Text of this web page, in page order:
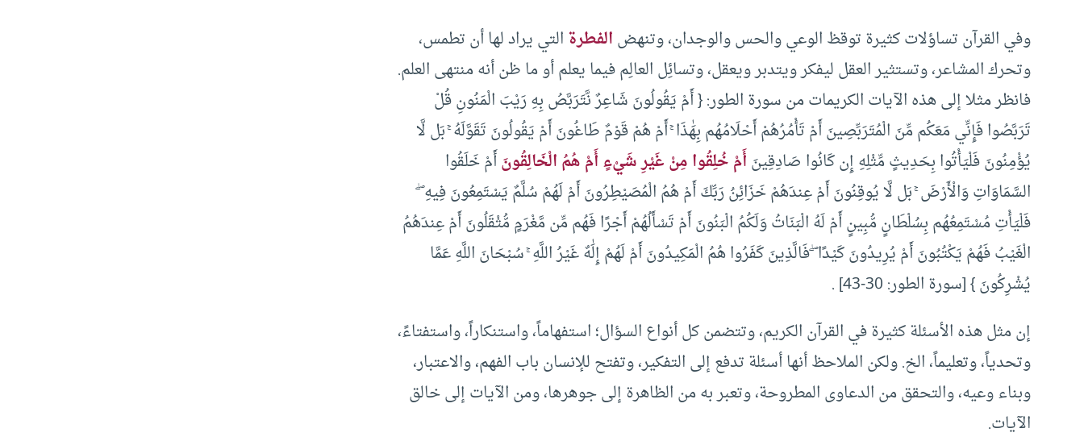
وفي القرآن تساؤلات كثيرة توقظ الوعي والحس والوجدان، وتنهضالفطرةالتي يراد لها أن تطمس،
وتحرك المشاعر، وتستثير العقل ليفكر ويتدبر ويعقل، وتسائِل العالِم فيما يعلم أو ما ظن أنه منتهى العلم.
فانظر مثلا إلى هذه الآيات الكريمات من سورة الطور: { أَمْ يَقُولُونَ شَاعِرٌ نَّتَرَبَّصُ بِهِ رَيْبَ الْمَنُونِ قُلْ
تَرَبَّصُوا فَإِنِّي مَعَكُم مِّنَ الْمُتَرَبِّصِينَ أَمْ تَأْمُرُهُمْ أَحْلَامُهُم بِهَٰذَا ۚ أَمْ هُمْ قَوْمٌ طَاغُونَ أَمْ يَقُولُونَ تَقَوَّلَهُ ۚ بَل لَّا
يُؤْمِنُونَ فَلْيَأْتُوا بِحَدِيثٍ مِّثْلِهِ إِن كَانُوا صَادِقِينَأَمْ خُلِقُوا مِنْ غَيْرِ شَيْءٍ أَمْ هُمُ الْخَالِقُونَأَمْ خَلَقُوا
السَّمَاوَاتِ وَالْأَرْضَ ۚ بَل لَّا يُوقِنُونَ أَمْ عِندَهُمْ خَزَائِنُ رَبِّكَ أَمْ هُمُ الْمُصَيْطِرُونَ أَمْ لَهُمْ سُلَّمٌ يَسْتَمِعُونَ فِيهِ ۖ
فَلْيَأْتِ مُسْتَمِعُهُم بِسُلْطَانٍ مُّبِينٍ أَمْ لَهُ الْبَنَاتُ وَلَكُمُ الْبَنُونَ أَمْ تَسْأَلُهُمْ أَجْرًا فَهُم مِّن مَّغْرَمٍ مُّثْقَلُونَ أَمْ عِندَهُمُ
الْغَيْبُ فَهُمْ يَكْتُبُونَ أَمْ يُرِيدُونَ كَيْدًا ۖ فَالَّذِينَ كَفَرُوا هُمُ الْمَكِيدُونَ أَمْ لَهُمْ إِلَٰهٌ غَيْرُ اللَّهِ ۚ سُبْحَانَ اللَّهِ عَمَّا
يُشْرِكُونَ } [سورة الطور: 30-43] .
إن مثل هذه الأسئلة كثيرة في القرآن الكريم، وتتضمن كل أنواع السؤال؛ استفهاماً، واستنكاراً، واستفتاءً،
وتحدياً، وتعليماً، الخ. ولكن الملاحظ أنها أسئلة تدفع إلى التفكير، وتفتح للإنسان باب الفهم، والاعتبار،
وبناء وعيه، والتحقق من الدعاوى المطروحة، وتعبر به من الظاهرة إلى جوهرها، ومن الآيات إلى خالق
الآيات.